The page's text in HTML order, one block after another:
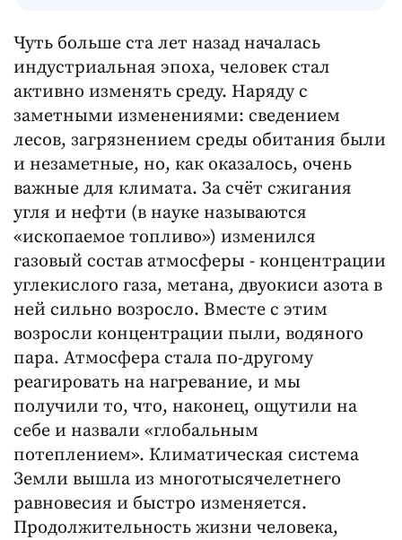
Чуть больше ста лет назад началась
индустриальная эпоха, человек стал
активно изменять среду. Наряду с
заметными изменениями: сведением
лесов, загрязнением среды обитания были
и незаметные, но, как оказалось, очень
важные для климата. За счёт сжигания
угля и нефти (в науке называются
«ископаемое топливо») изменился
газовый состав атмосферы - концентрации
углекислого газа, метана, двуокиси азота в
ней сильно возросло. Вместе с этим
возросли концентрации пыли, водяного
пара. Атмосфера стала по-другому
реагировать на нагревание, и мы
получили то, что, наконец, ощутили на
себе и назвали «глобальным
потеплением». Климатическая система
Земли вышла из многотысячелетнего
равновесия и быстро изменяется.
Продолжительность жизни человека,